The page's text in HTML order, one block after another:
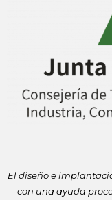
El diseño e
con una ayuda